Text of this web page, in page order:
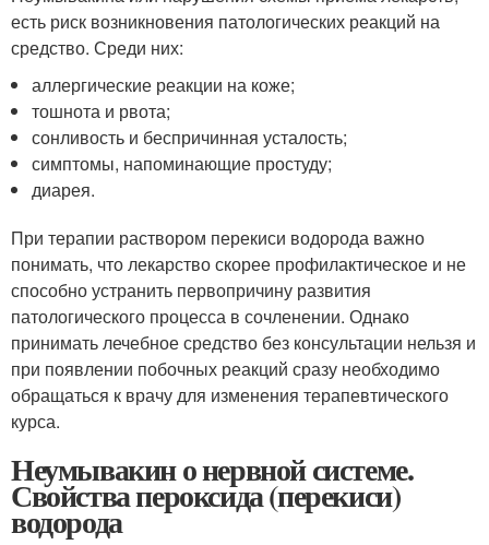
есть риск возникновения патологических реакций на
средство. Среди них:
аллергические реакции на коже;
тошнота и рвота;
сонливость и беспричинная усталость;
симптомы, напоминающие простуду;
диарея.
При терапии раствором перекиси водорода важно
понимать, что лекарство скорее профилактическое и не
способно устранить первопричину развития
патологического процесса в сочленении. Однако
принимать лечебное средство без консультации нельзя и
при появлении побочных реакций сразу необходимо
обращаться к врачу для изменения терапевтического
курса.
Неумывакин о нервной системе.
Свойства пероксида (перекиси)
водорода